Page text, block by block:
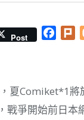
Post
夏Comiket*1將
戰爭開始前日本